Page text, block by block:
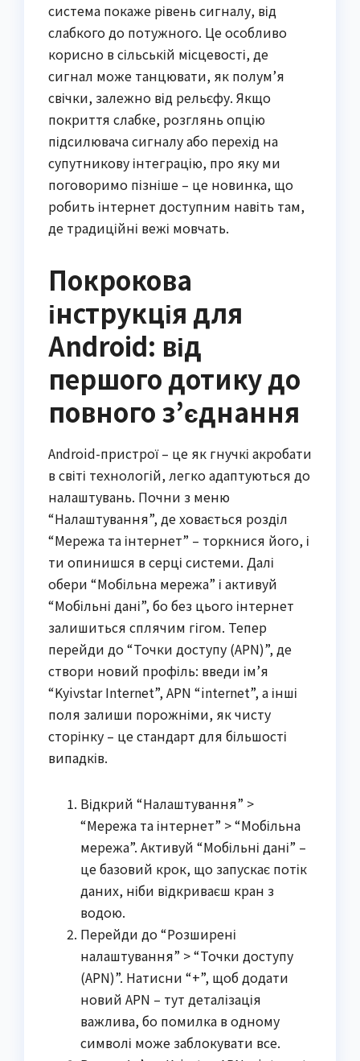
система покаже рівень сигналу, від
слабкого до потужного. Це особливо
корисно в сільській місцевості, де
сигнал може танцювати, як полум’я
свічки, залежно від рельєфу. Якщо
покриття слабке, розглянь опцію
підсилювача сигналу або перехід на
супутникову інтеграцію, про яку ми
поговоримо пізніше – це новинка, що
робить інтернет доступним навіть там,
де традиційні вежі мовчать.
Покрокова
інструкція для
Android: від
першого дотику до
повного з’єднання
Android-пристрої – це як гнучкі акробати
в світі технологій, легко адаптуються до
налаштувань. Почни з меню
“Налаштування”, де ховається розділ
“Мережа та інтернет” – торкнися його, і
ти опинишся в серці системи. Далі
обери “Мобільна мережа” і активуй
“Мобільні дані”, бо без цього інтернет
залишиться сплячим гігом. Тепер
перейди до “Точки доступу (APN)”, де
створи новий профіль: введи ім’я
“Kyivstar Internet”, APN “internet”, а інші
поля залиши порожніми, як чисту
сторінку – це стандарт для більшості
випадків.
Відкрий “Налаштування” >
“Мережа та інтернет” > “Мобільна
мережа”. Активуй “Мобільні дані” –
це базовий крок, що запускає потік
даних, ніби відкриваєш кран з
водою.
Перейди до “Розширені
налаштування” > “Точки доступу
(APN)”. Натисни “+”, щоб додати
новий APN – тут деталізація
важлива, бо помилка в одному
символі може заблокувати все.